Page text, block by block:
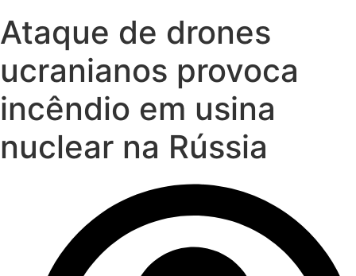
Ataque de drones
ucranianos provoca
incêndio em usina
nuclear na Rússia